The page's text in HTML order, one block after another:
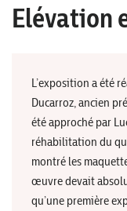
Elévation
L’exposition a été
Ducarroz, ancien
été approché par
réhabilitation du
montré les
œuvre devait
qu’une première